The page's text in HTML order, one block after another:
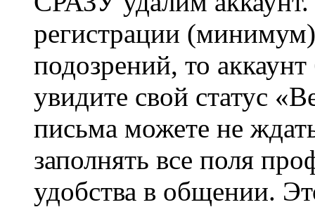
регистрации
подозрений, то
увидите свой статус
письма можете не
заполнять все поля
удобства в общении.